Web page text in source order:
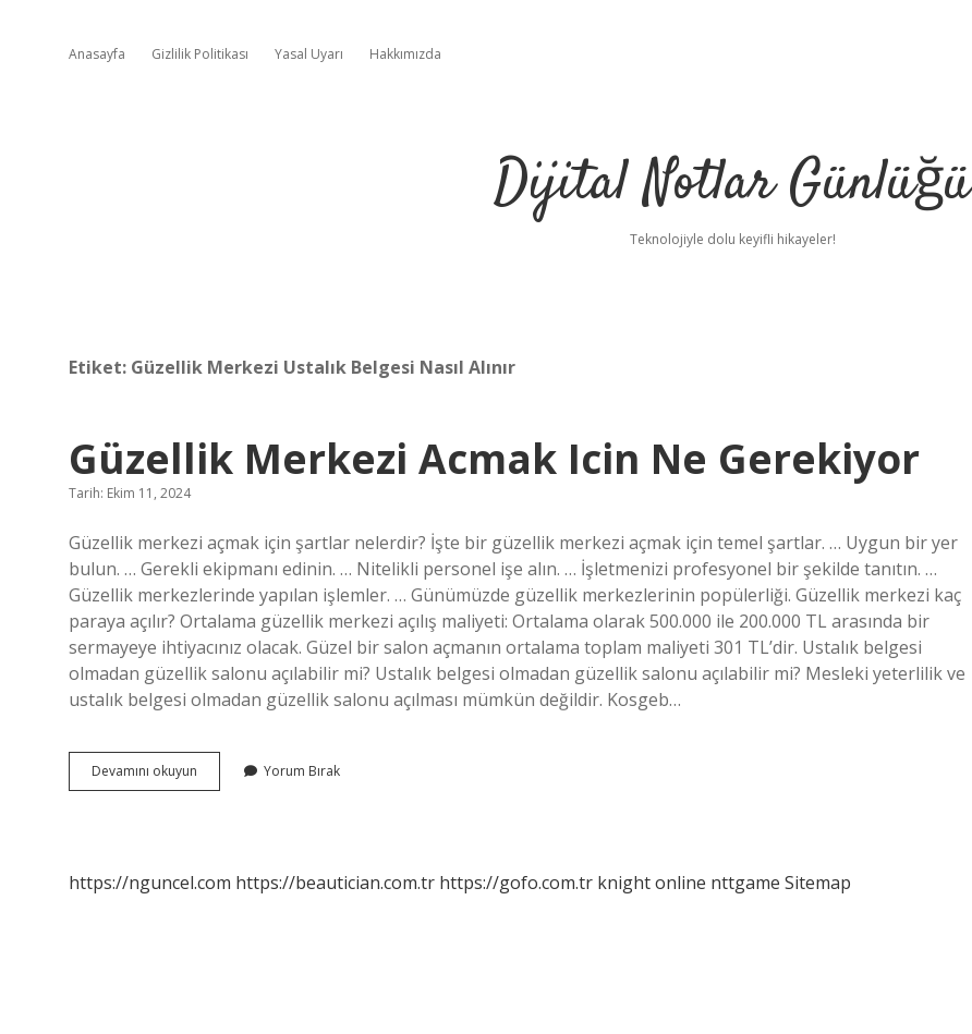
Anasayfa Gizlilik Politikası Yasal Uyarı Hakkımızda
Dijital Notlar Günlüğü
Teknolojiyle dolu keyifli hikayeler!
Etiket: Güzellik Merkezi Ustalık Belgesi Nasıl Alınır
Güzellik Merkezi Acmak Icin Ne Gerekiyor
Tarih: Ekim 11, 2024
Güzellik merkezi açmak için şartlar nelerdir? İşte bir güzellik merkezi açmak için temel şartlar. … Uygun bir yer
bulun. … Gerekli ekipmanı edinin. … Nitelikli personel işe alın. … İşletmenizi profesyonel bir şekilde tanıtın. …
Güzellik merkezlerinde yapılan işlemler. … Günümüzde güzellik merkezlerinin popülerliği. Güzellik merkezi kaç
paraya açılır? Ortalama güzellik merkezi açılış maliyeti: Ortalama olarak 500.000 ile 200.000 TL arasında bir
sermayeye ihtiyacınız olacak. Güzel bir salon açmanın ortalama toplam maliyeti 301 TL’dir. Ustalık belgesi
olmadan güzellik salonu açılabilir mi? Ustalık belgesi olmadan güzellik salonu açılabilir mi? Mesleki yeterlilik ve
ustalık belgesi olmadan güzellik salonu açılması mümkün değildir. Kosgeb…
Devamını okuyun
Merkezi
Yorum Bırak
https://nguncel.com https://beautician.com.tr https://gofo.com.tr knight online nttgame Sitemap